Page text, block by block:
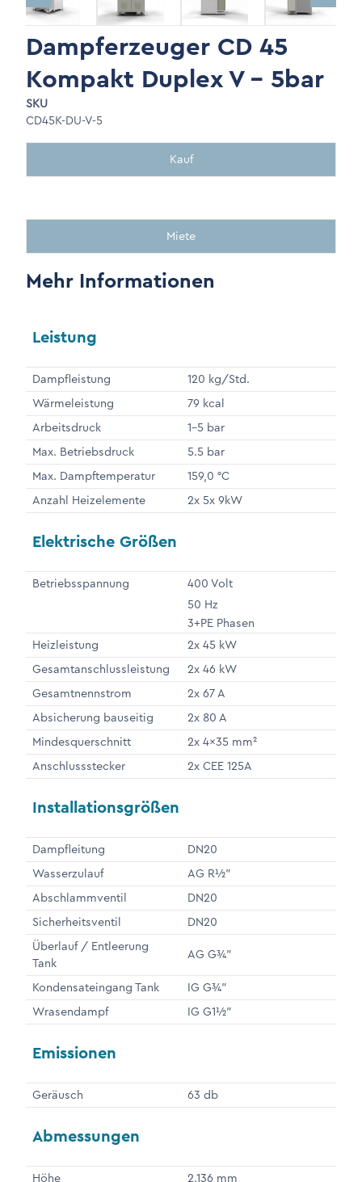
Dampferzeuger CD 45
Kompakt Duplex V - 5bar
SKU
CD45K-DU-V-5
Kauf
Miete
Mehr Informationen
Leistung
Dampfleistung
120 kg/Std.
Wärmeleistung
79 kcal
Arbeitsdruck
1-5 bar
Max. Betriebsdruck
5.5 bar
Max. Dampftemperatur
159,0 °C
Anzahl Heizelemente
2x 5x 9kW
Elektrische Größen
Betriebsspannung
400 Volt
50 Hz
3+PE Phasen
Heizleistung
2x 45 kW
Gesamtanschlussleistung
2x 46 kW
Gesamtnennstrom
2x 67 A
Absicherung bauseitig
2x 80 A
Mindesquerschnitt
2x 4x35 mm²
Anschlussstecker
2x CEE 125A
Installationsgrößen
Dampfleitung
DN20
Wasserzulauf
AG R½"
Abschlammventil
DN20
Sicherheitsventil
DN20
Überlauf / Entleerung
Tank
AG G¾"
Kondensateingang Tank
IG G¾"
Wrasendampf
IG G1½"
Emissionen
Geräusch 63 db
Abmessungen
Höhe 2.136 mm